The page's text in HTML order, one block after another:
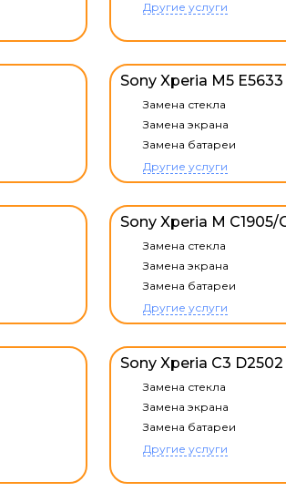
Другие услуги
Sony Xperia M5 E5633
Замена стекла
Замена экрана
Замена батареи
Другие услуги
Sony Xperia M C1905/
Замена стекла
Замена экрана
Замена батареи
Другие услуги
Sony Xperia C3 D2502
Замена стекла
Замена экрана
Замена батареи
Другие услуги